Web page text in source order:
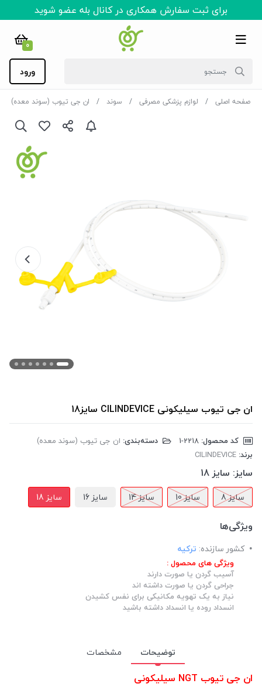
برای ثبت سفارش همکاری در کانال بله عضو شوید
0
ورود
صفحه اصلی لوازم پزشکی مصرفی سوند ان جی تیوب (سوند معده)
ان جی تیوب سیلیکونی CILINDEVICE سایز18
کد محصول: دسته‌بندی: ان جی تیوب (سوند معده)
برند: CILINDEVICE
سایز: سایز 18
سایز 8 سایز 10 سایز 14 سایز 16 سایز 18
ویژگی‌ها
کشور سازنده: ترکیه
ویژگی های محصول :
آسیب گردن یا صورت دارند
جراحی گردن یا صورت داشته اند
نیاز به یک تهویه مکانیکی برای نفس کشیدن
انسداد روده یا انسداد داشته باشید
توضیحات مشخصات
ان جی تیوب NGT سیلیکونی